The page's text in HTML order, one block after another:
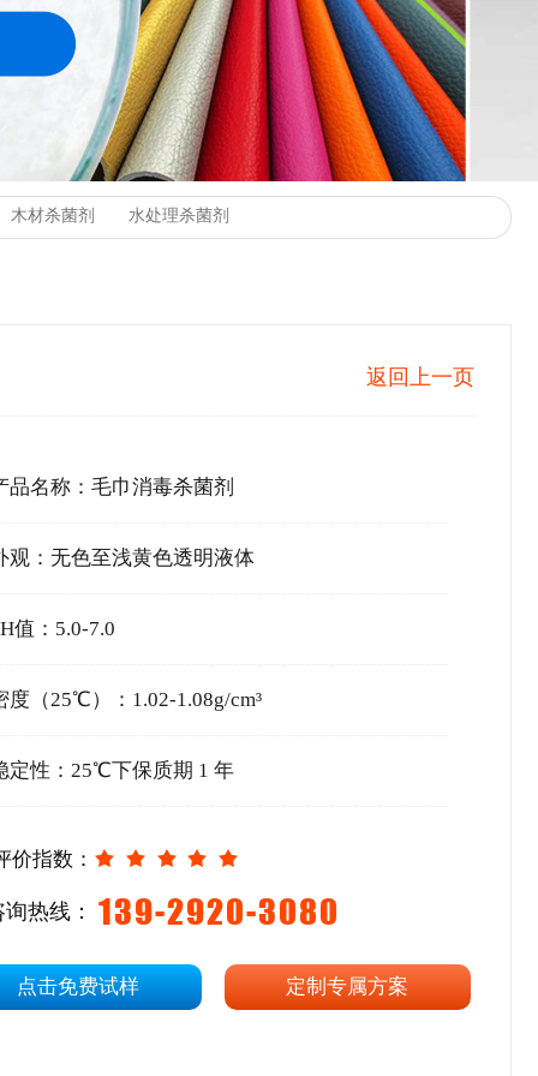
返回上一页
品名称：毛巾消毒杀菌剂
观：无色至浅黄色透明液体
值：5.0-7.0
度（25℃）：1.02-1.08g/cm³
定性：25℃下保质期 1 年
价指数：
热线： 139-2920-3080
点击免费试样 定制专属方案